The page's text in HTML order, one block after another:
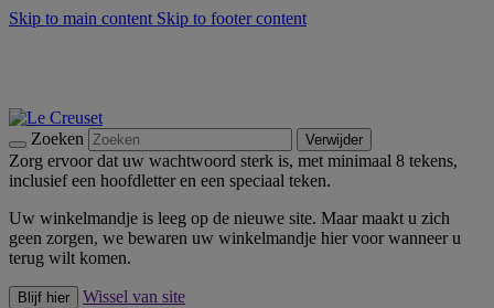
Skip to main content Skip to footer content
Zoeken Verwijder
Zorg ervoor dat uw wachtwoord sterk is, met minimaal 8 tekens,
inclusief een hoofdletter en een speciaal teken.
Uw winkelmandje is leeg op de nieuwe site. Maar maakt u zich
geen zorgen, we bewaren uw winkelmandje hier voor wanneer u
terug wilt komen.
Blijf hier
Wissel van site